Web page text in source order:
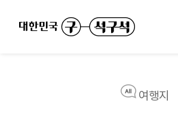
여행지